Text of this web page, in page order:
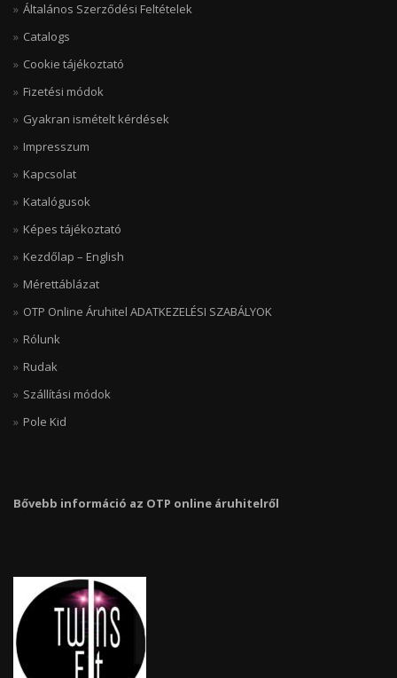
Általános Szerződési Feltételek
Catalogs
Cookie tájékoztató
Fizetési módok
Gyakran ismételt kérdések
Impresszum
Kapcsolat
Katalógusok
Képes tájékoztató
Kezdőlap – English
Mérettáblázat
OTP Online Áruhitel ADATKEZELÉSI SZABÁLYOK
Rólunk
Rudak
Szállítási módok
Pole Kid
Bővebb információ az OTP online áruhitelről